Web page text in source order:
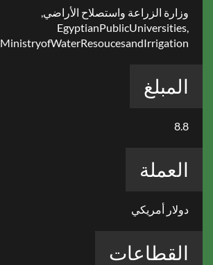
وزارة الزراعة واستصلاح الأراضي,
EgyptianPublicUniversities,
MinistryofWaterResoucesandIrrigation
المبلغ
8.8
العملة
دولار أمريكي
القطاعات